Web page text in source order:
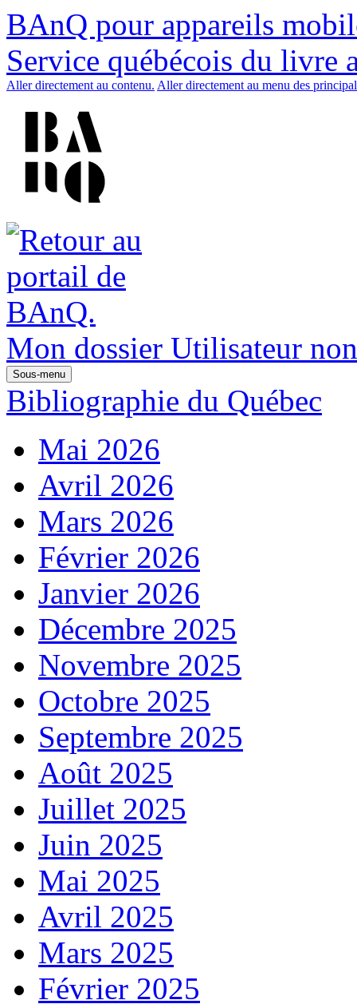
BAnQ pour appareils
Service québécois du livre
Aller directement au contenu. Aller directement au menu des
Mon dossier Utilisateur
Sous-menu
Bibliographie du Québec
Mai 2026
Avril 2026
Mars 2026
Février 2026
Janvier 2026
Décembre 2025
Novembre 2025
Octobre 2025
Septembre 2025
Août 2025
Juillet 2025
Juin 2025
Mai 2025
Avril 2025
Mars 2025
Février 2025